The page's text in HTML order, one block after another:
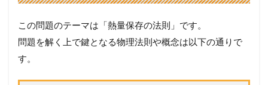
この問題のテーマは「熱量保存の法則」です。
問題を解く上で鍵となる物理法則や概念は以下の通りで
す。